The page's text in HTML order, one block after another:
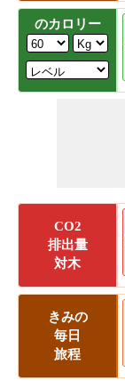
のカロリー
CO2
排出量
対木
きみの
毎日
旅程